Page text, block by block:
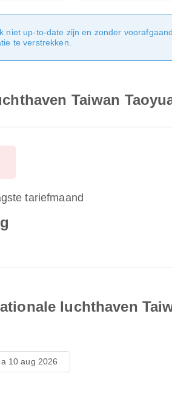
up-to-date zijn en zonder
te verstrekken.
Taiwan
tariefmaand
luchthaven
10 aug 2026